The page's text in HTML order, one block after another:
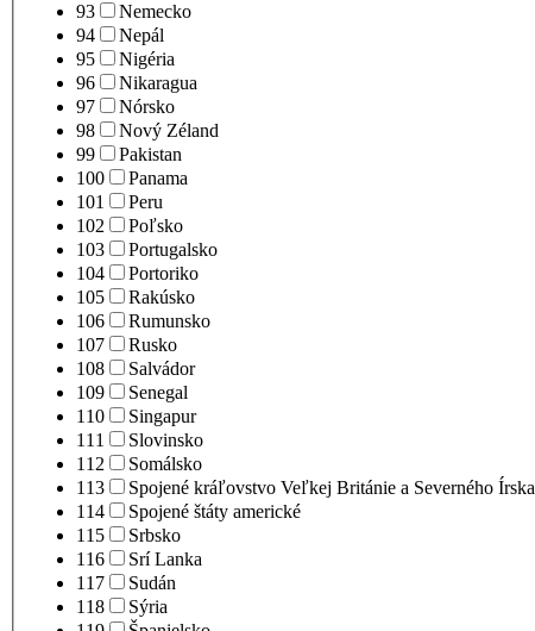
93
Nemecko
94
Nepál
95
Nigéria
96
Nikaragua
97
Nórsko
98
Nový Zéland
99
Pakistan
100
Panama
101
Peru
102
Poľsko
103
Portugalsko
104
Portoriko
105
Rakúsko
106
Rumunsko
107
Rusko
108
Salvádor
109
Senegal
110
Singapur
111
Slovinsko
112
Somálsko
113
Spojené kráľovstvo Veľkej Británie a Severného Írska
114
Spojené štáty americké
115
Srbsko
116
Srí Lanka
117
Sudán
118
Sýria